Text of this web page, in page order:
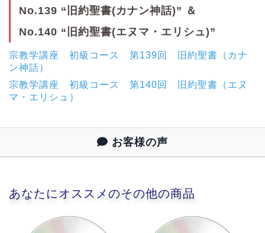
No.139 “旧約聖書(カナン神話)” ＆
No.140 “旧約聖書(エヌマ・エリシュ)”
宗教学講座 初級コース 第139回 旧約聖書（カナ
ン神話）
宗教学講座 初級コース 第140回 旧約聖書（エヌ
マ・エリシュ）
お客様の声
あなたにオススメのその他の商品